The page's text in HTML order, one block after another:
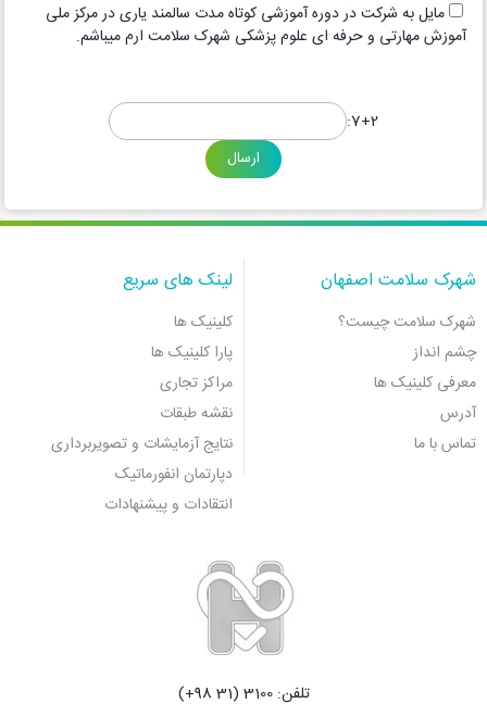
مایل به شرکت در دوره آموزشی کوتاه مدت سالمند یاری در مرکز ملی
آموزش مهارتی و حرفه ای علوم پزشکی شهرک سلامت ارم میباشم.
7+2:
شهرک سلامت اصفهان
شهرک سلامت چیست؟
چشم انداز
معرفی کلینیک ها
آدرس
تماس با ما
لینک های سریع
کلینیک ها
پارا کلینیک ها
مراکز تجاری
نقشه طبقات
نتایج آزمایشات و تصویربرداری
دپارتمان انفورماتیک
انتقادات و پیشنهادات
تلفن: 3100 (31 98+)